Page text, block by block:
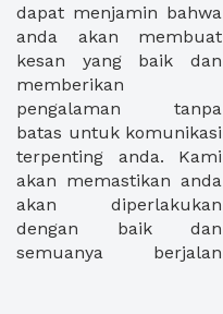
dapat menjamin bahwa
anda akan membuat
kesan yang baik dan
memberikan
pengalaman tanpa
batas untuk komunikasi
terpenting anda. Kami
akan memastikan anda
akan diperlakukan
dengan baik dan
semuanya berjalan
empat orang, atau
berkapasitas hingga
puluhan orang. Apakah
anda membutuhkan
ruang rapat mewah?
anda akan menemukan
fasilitas yang dirancang
khusus untuk
memastikan